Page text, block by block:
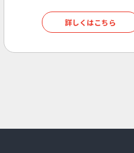
詳しくはこちら